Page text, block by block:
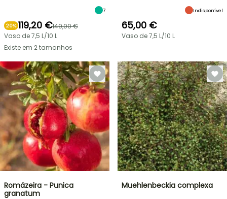
7
20% 119,20 €149,00 €
Vaso de 7,5 L/10 L
Existe em 2 tamanhos
Indisponível
65,00 €
Vaso de 7,5 L/10 L
Romãzeira - Punica
granatum
Muehlenbeckia complexa